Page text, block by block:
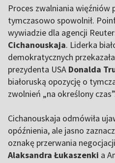
Proces zwalniania więźniów
tymczasowo spowolnił.
wywiadzie dla agencji
Cichanouskaja. Liderka
demokratycznych
prezydenta USA Donalda
białoruską opozycję o
zwolnień „na określony
Cichanouskaja odmówiła
opóźnienia, ale jasno
oznakę przerwania
Alaksandra Łukaszenki a